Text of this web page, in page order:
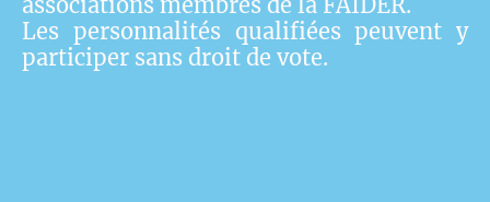
Les personnalités qualifiées peuvent y
participer sans droit de vote.